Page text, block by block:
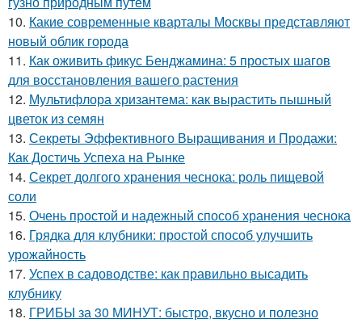
10. Какие современные кварталы Москвы представляют
новый облик города
11. Как оживить фикус Бенджамина: 5 простых шагов
для восстановления вашего растения
12. Мультифлора хризантема: как вырастить пышный
цветок из семян
13. Секреты Эффективного Выращивания и Продажи:
Как Достичь Успеха на Рынке
14. Секрет долгого хранения чеснока: роль пищевой
соли
15. Очень простой и надежный способ хранения чеснока
16. Грядка для клубники: простой способ улучшить
урожайность
17. Успех в садоводстве: как правильно высадить
клубнику
18. ГРИБЫ за 30 МИНУТ: быстро, вкусно и полезно